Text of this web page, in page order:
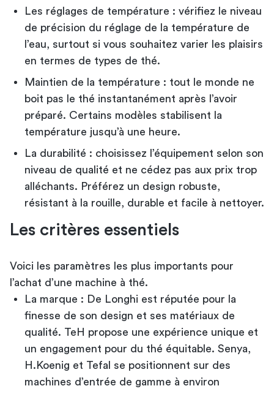
Les réglages de température : vérifiez le niveau
de précision du réglage de la température de
l’eau, surtout si vous souhaitez varier les plaisirs
en termes de types de thé.
Maintien de la température : tout le monde ne
boit pas le thé instantanément après l’avoir
préparé. Certains modèles stabilisent la
température jusqu’à une heure.
La durabilité : choisissez l’équipement selon son
niveau de qualité et ne cédez pas aux prix trop
alléchants. Préférez un design robuste,
résistant à la rouille, durable et facile à nettoyer.
Les critères essentiels
Voici les paramètres les plus importants pour
l’achat d’une machine à thé.
La marque : De Longhi est réputée pour la
finesse de son design et ses matériaux de
qualité. TeH propose une expérience unique et
un engagement pour du thé équitable. Senya,
H.Koenig et Tefal se positionnent sur des
machines d’entrée de gamme à environ